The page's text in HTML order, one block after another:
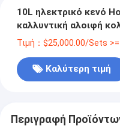
10L ηλεκτρικό κενό
καλλυντική αλοιφή
Τιμή：$25,000.00/Sets
Καλύτερη τιμή
Περιγραφή